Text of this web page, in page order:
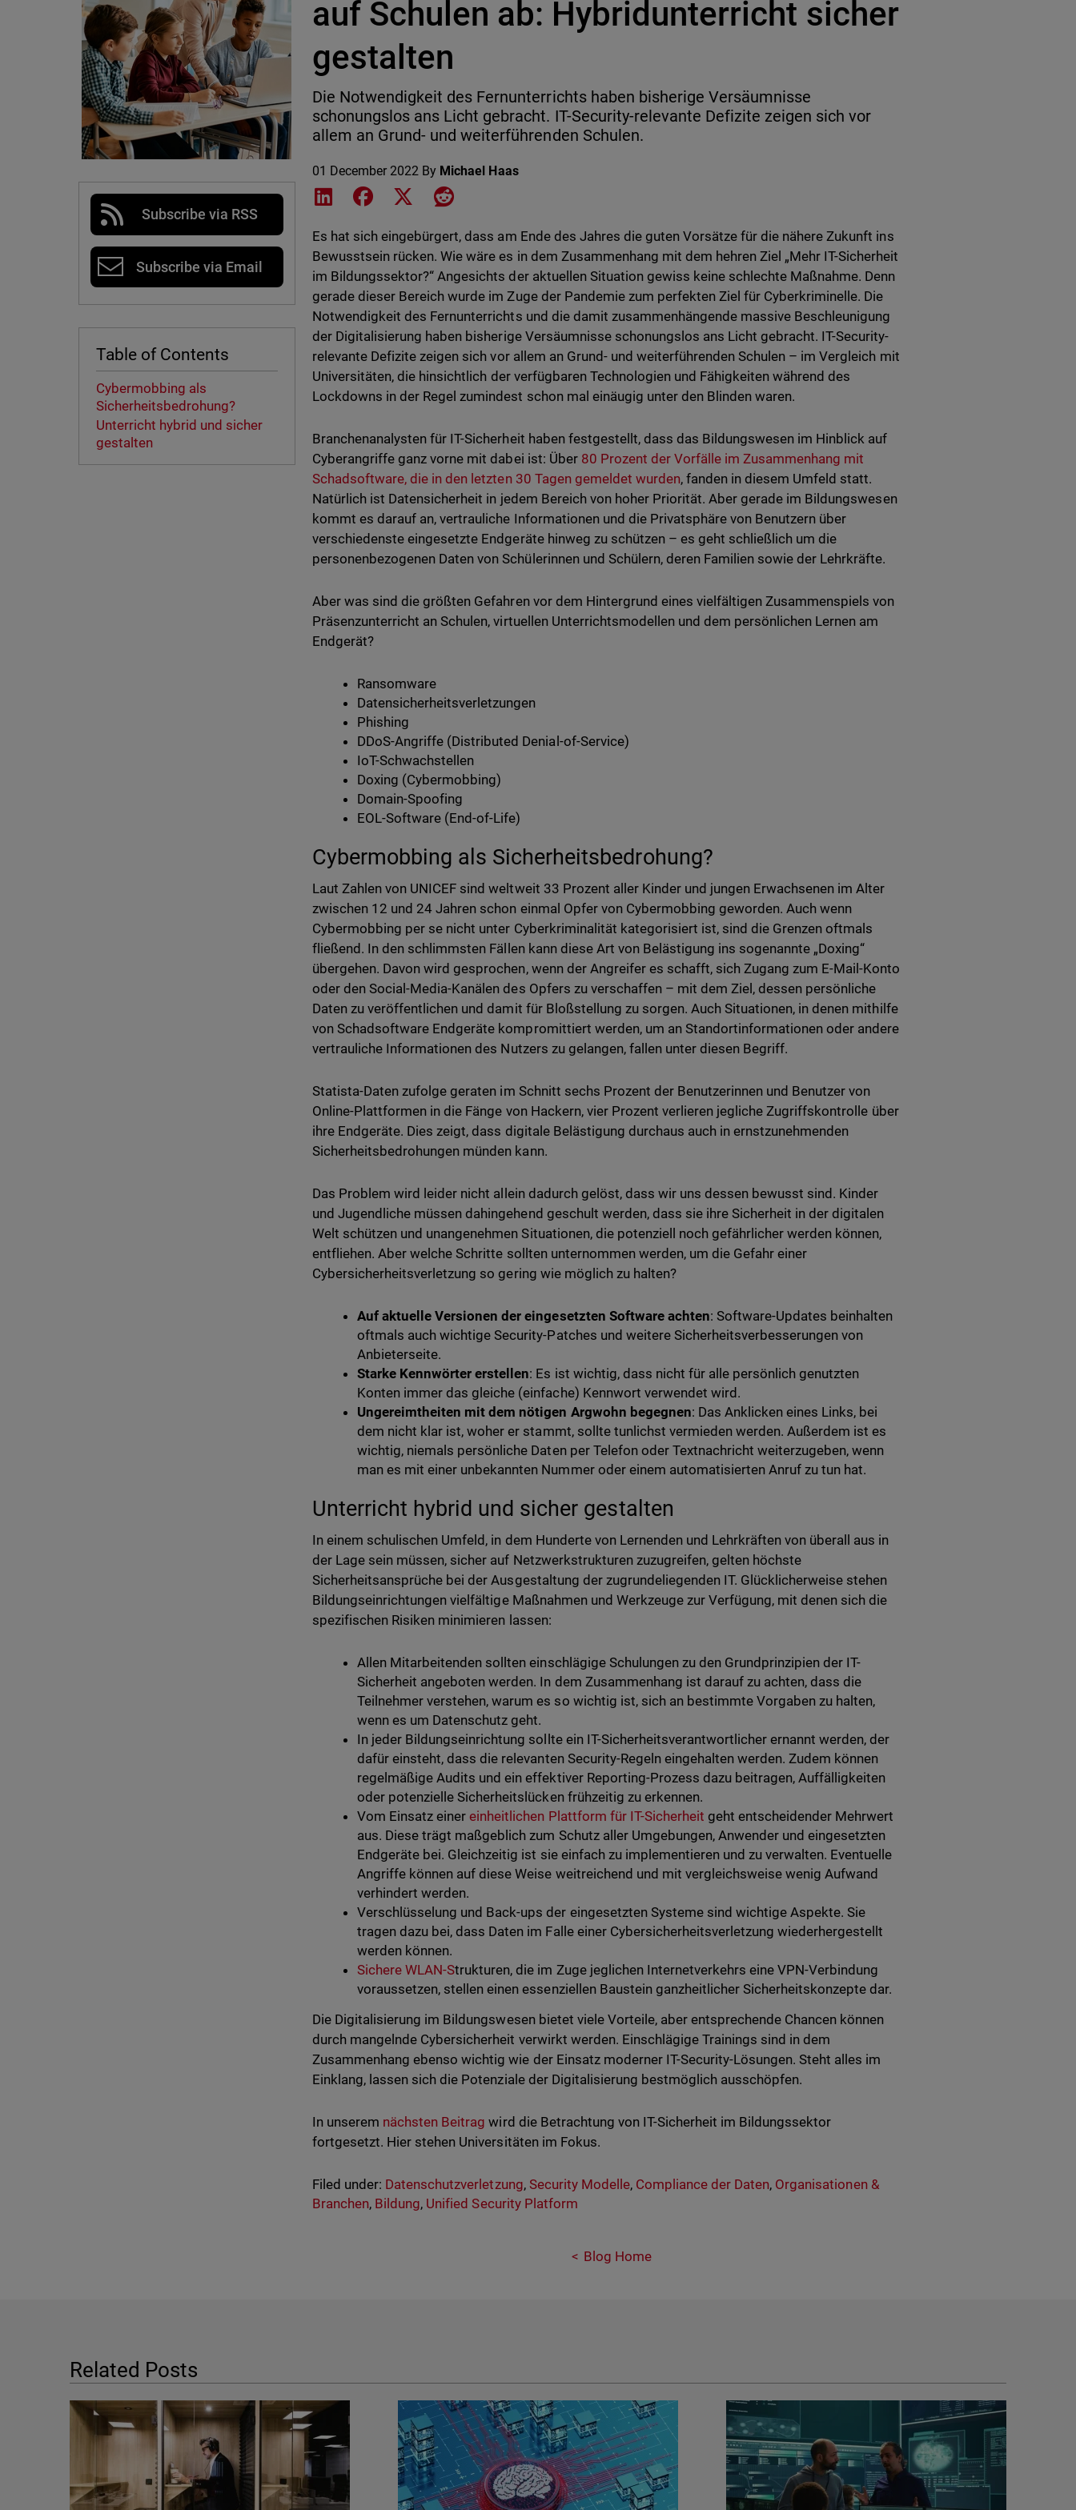
Subscribe via RSS
Subscribe via Email
Table of Contents
Cybermobbing als
Sicherheitsbedrohung?
Unterricht hybrid und sicher
gestalten
auf Schulen ab: Hybridunterricht sicher
gestalten
Die Notwendigkeit des Fernunterrichts haben bisherige Versäumnisse
schonungslos ans Licht gebracht. IT-Security-relevante Defizite zeigen sich vor
allem an Grund- und weiterführenden Schulen.
01 December 2022 By Michael Haas
Share on LinkedIn
Share on Facebook
Share on XShare on Reddit
Es hat sich eingebürgert, dass am Ende des Jahres die guten Vorsätze für die nähere Zukunft ins
Bewusstsein rücken. Wie wäre es in dem Zusammenhang mit dem hehren Ziel „Mehr IT-Sicherheit
im Bildungssektor?“ Angesichts der aktuellen Situation gewiss keine schlechte Maßnahme. Denn
gerade dieser Bereich wurde im Zuge der Pandemie zum perfekten Ziel für Cyberkriminelle. Die
Notwendigkeit des Fernunterrichts und die damit zusammenhängende massive Beschleunigung
der Digitalisierung haben bisherige Versäumnisse schonungslos ans Licht gebracht. IT-Security-
relevante Defizite zeigen sich vor allem an Grund- und weiterführenden Schulen – im Vergleich mit
Universitäten, die hinsichtlich der verfügbaren Technologien und Fähigkeiten während des
Lockdowns in der Regel zumindest schon mal einäugig unter den Blinden waren.
Branchenanalysten für IT-Sicherheit haben festgestellt, dass das Bildungswesen im Hinblick auf
Cyberangriffe ganz vorne mit dabei ist: Über 80 Prozent der Vorfälle im Zusammenhang mit
Schadsoftware, die in den letzten 30 Tagen gemeldet wurden, fanden in diesem Umfeld statt.
Natürlich ist Datensicherheit in jedem Bereich von hoher Priorität. Aber gerade im Bildungswesen
kommt es darauf an, vertrauliche Informationen und die Privatsphäre von Benutzern über
verschiedenste eingesetzte Endgeräte hinweg zu schützen – es geht schließlich um die
personenbezogenen Daten von Schülerinnen und Schülern, deren Familien sowie der Lehrkräfte.
Aber was sind die größten Gefahren vor dem Hintergrund eines vielfältigen Zusammenspiels von
Präsenzunterricht an Schulen, virtuellen Unterrichtsmodellen und dem persönlichen Lernen am
Endgerät?
Ransomware
Datensicherheitsverletzungen
Phishing
DDoS-Angriffe (Distributed Denial-of-Service)
IoT-Schwachstellen
Doxing (Cybermobbing)
Domain-Spoofing
EOL-Software (End-of-Life)
Cybermobbing als Sicherheitsbedrohung?
Laut Zahlen von UNICEF sind weltweit 33 Prozent aller Kinder und jungen Erwachsenen im Alter
zwischen 12 und 24 Jahren schon einmal Opfer von Cybermobbing geworden. Auch wenn
Cybermobbing per se nicht unter Cyberkriminalität kategorisiert ist, sind die Grenzen oftmals
fließend. In den schlimmsten Fällen kann diese Art von Belästigung ins sogenannte „Doxing“
übergehen. Davon wird gesprochen, wenn der Angreifer es schafft, sich Zugang zum E-Mail-Konto
oder den Social-Media-Kanälen des Opfers zu verschaffen – mit dem Ziel, dessen persönliche
Daten zu veröffentlichen und damit für Bloßstellung zu sorgen. Auch Situationen, in denen mithilfe
von Schadsoftware Endgeräte kompromittiert werden, um an Standortinformationen oder andere
vertrauliche Informationen des Nutzers zu gelangen, fallen unter diesen Begriff.
Statista-Daten zufolge geraten im Schnitt sechs Prozent der Benutzerinnen und Benutzer von
Online-Plattformen in die Fänge von Hackern, vier Prozent verlieren jegliche Zugriffskontrolle über
ihre Endgeräte. Dies zeigt, dass digitale Belästigung durchaus auch in ernstzunehmenden
Sicherheitsbedrohungen münden kann.
Das Problem wird leider nicht allein dadurch gelöst, dass wir uns dessen bewusst sind. Kinder
und Jugendliche müssen dahingehend geschult werden, dass sie ihre Sicherheit in der digitalen
Welt schützen und unangenehmen Situationen, die potenziell noch gefährlicher werden können,
entfliehen. Aber welche Schritte sollten unternommen werden, um die Gefahr einer
Cybersicherheitsverletzung so gering wie möglich zu halten?
Auf aktuelle Versionen der eingesetzten Software achten: Software-Updates beinhalten
oftmals auch wichtige Security-Patches und weitere Sicherheitsverbesserungen von
Anbieterseite.
Starke Kennwörter erstellen: Es ist wichtig, dass nicht für alle persönlich genutzten
Konten immer das gleiche (einfache) Kennwort verwendet wird.
Ungereimtheiten mit dem nötigen Argwohn begegnen: Das Anklicken eines Links, bei
dem nicht klar ist, woher er stammt, sollte tunlichst vermieden werden. Außerdem ist es
wichtig, niemals persönliche Daten per Telefon oder Textnachricht weiterzugeben, wenn
man es mit einer unbekannten Nummer oder einem automatisierten Anruf zu tun hat.
Unterricht hybrid und sicher gestalten
In einem schulischen Umfeld, in dem Hunderte von Lernenden und Lehrkräften von überall aus in
der Lage sein müssen, sicher auf Netzwerkstrukturen zuzugreifen, gelten höchste
Sicherheitsansprüche bei der Ausgestaltung der zugrundeliegenden IT. Glücklicherweise stehen
Bildungseinrichtungen vielfältige Maßnahmen und Werkzeuge zur Verfügung, mit denen sich die
spezifischen Risiken minimieren lassen:
Allen Mitarbeitenden sollten einschlägige Schulungen zu den Grundprinzipien der IT-
Sicherheit angeboten werden. In dem Zusammenhang ist darauf zu achten, dass die
Teilnehmer verstehen, warum es so wichtig ist, sich an bestimmte Vorgaben zu halten,
wenn es um Datenschutz geht.
In jeder Bildungseinrichtung sollte ein IT-Sicherheitsverantwortlicher ernannt werden, der
dafür einsteht, dass die relevanten Security-Regeln eingehalten werden. Zudem können
regelmäßige Audits und ein effektiver Reporting-Prozess dazu beitragen, Auffälligkeiten
oder potenzielle Sicherheitslücken frühzeitig zu erkennen.
Vom Einsatz einereinheitlichen Plattform für IT-Sicherheit geht entscheidender Mehrwert
aus. Diese trägt maßgeblich zum Schutz aller Umgebungen, Anwender und eingesetzten
Endgeräte bei. Gleichzeitig ist sie einfach zu implementieren und zu verwalten. Eventuelle
Angriffe können auf diese Weise weitreichend und mit vergleichsweise wenig Aufwand
verhindert werden.
Verschlüsselung und Back-ups der eingesetzten Systeme sind wichtige Aspekte. Sie
tragen dazu bei, dass Daten im Falle einer Cybersicherheitsverletzung wiederhergestellt
werden können.
Sichere WLAN-Strukturen, die im Zuge jeglichen Internetverkehrs eine VPN-Verbindung
voraussetzen, stellen einen essenziellen Baustein ganzheitlicher Sicherheitskonzepte dar.
Die Digitalisierung im Bildungswesen bietet viele Vorteile, aber entsprechende Chancen können
durch mangelnde Cybersicherheit verwirkt werden. Einschlägige Trainings sind in dem
Zusammenhang ebenso wichtig wie der Einsatz moderner IT-Security-Lösungen. Steht alles im
Einklang, lassen sich die Potenziale der Digitalisierung bestmöglich ausschöpfen.
In unserem nächsten Beitrag wird die Betrachtung von IT-Sicherheit im Bildungssektor
fortgesetzt. Hier stehen Universitäten im Fokus.
Filed under: Datenschutzverletzung, Security Modelle, Compliance der Daten, Organisationen &
Branchen, Bildung, Unified Security Platform
Blog Home
Related Posts